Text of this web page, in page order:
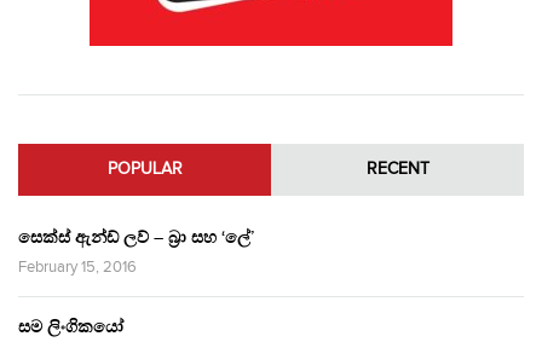
POPULAR RECENT
සෙක්ස් ඇන්ඩ් ලව් – බ්‍රා සහ ‘ලේ’
February 15, 2016
සම ලිංගිකයෝ